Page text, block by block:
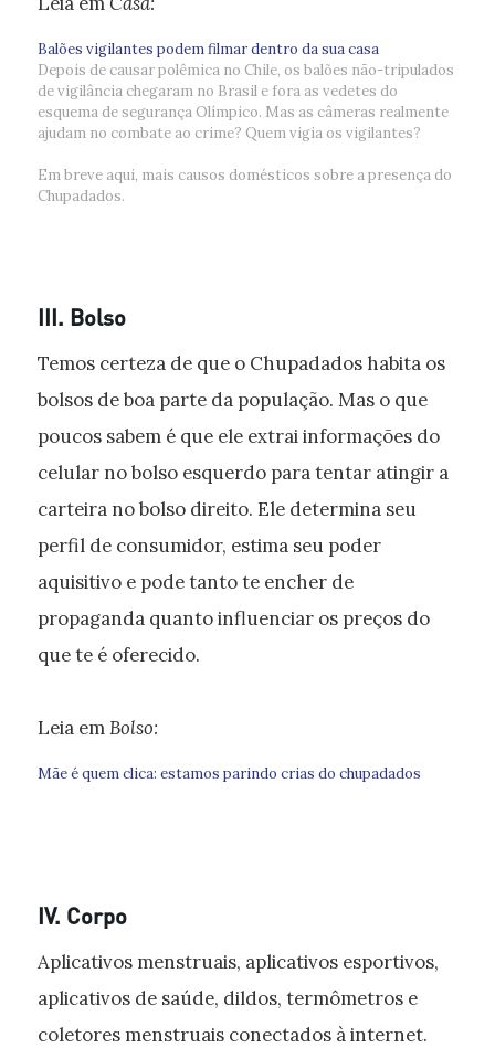
Balões vigilantes podem filmar dentro da sua casa
Depois de causar polêmica no Chile, os balões não-tripulados
de vigilância chegaram no Brasil e fora as vedetes do
esquema de segurança Olímpico. Mas as câmeras realmente
ajudam no combate ao crime? Quem vigia os vigilantes?
Em breve aqui, mais causos domésticos sobre a presença do
Chupadados.
III. Bolso
Temos certeza de que o Chupadados habita os
bolsos de boa parte da população. Mas o que
poucos sabem é que ele extrai informações do
celular no bolso esquerdo para tentar atingir a
carteira no bolso direito. Ele determina seu
perfil de consumidor, estima seu poder
aquisitivo e pode tanto te encher de
propaganda quanto influenciar os preços do
que te é oferecido.
Leia emBolso:
Mãe é quem clica: estamos parindo crias do chupadados
IV. Corpo
Aplicativos menstruais, aplicativos esportivos,
aplicativos de saúde, dildos, termômetros e
coletores menstruais conectados à internet.